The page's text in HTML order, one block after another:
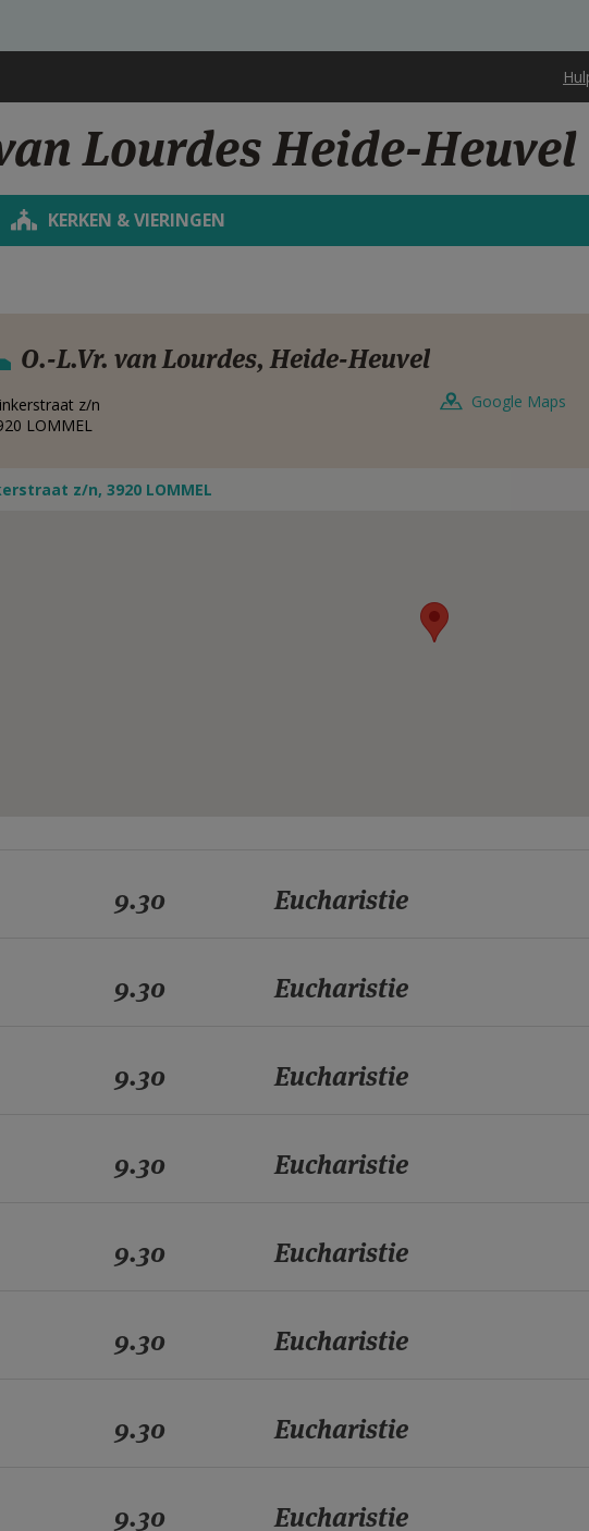
Lourdes Heide-Heuvel
KERKEN & VIERINGEN
O.-L.Vr. van Lourdes, Heide-Heuvel
z/n
LOMMEL
Google Maps
z/n, 3920 LOMMEL
9.30 Eucharistie
9.30 Eucharistie
9.30 Eucharistie
9.30 Eucharistie
9.30 Eucharistie
9.30 Eucharistie
9.30 Eucharistie
9.30 Eucharistie